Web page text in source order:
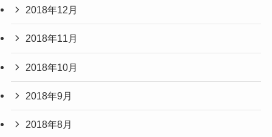
2018年12月
2018年11月
2018年10月
2018年9月
2018年8月